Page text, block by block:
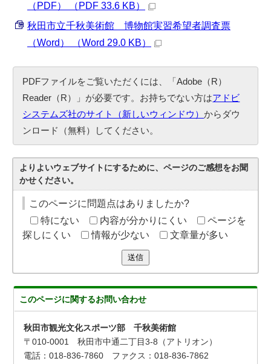
（PDF） （PDF 33.6 KB）
秋田市立千秋美術館 博物館実習希望者調査票
（Word） （Word 29.0 KB）
PDFファイルをご覧いただくには、「Adobe（R）
Reader（R）」が必要です。お持ちでない方はアドビ
システムズ社のサイト（新しいウィンドウ）からダウ
ンロード（無料）してください。
よりよいウェブサイトにするために、ページのご感想をお聞
かせください。
このページに問題点はありましたか?
特にない
内容が分かりにくい
ページを
探しにくい
情報が少ない 文章量が多い
送信
このページに関するお問い合わせ
秋田市観光文化スポーツ部 千秋美術館
〒010-0001 秋田市中通二丁目3-8（アトリオン）
電話：018-836-7860 ファクス：018-836-7862